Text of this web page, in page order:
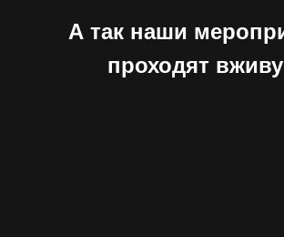
А так наши
проходят